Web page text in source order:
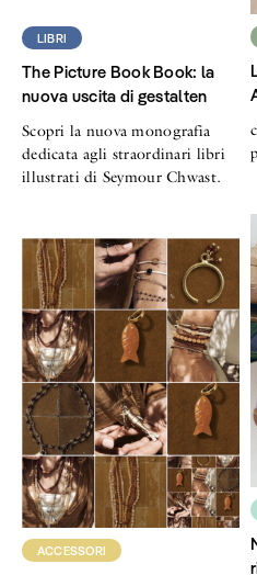
LIBRI
The Picture Book Book: la
nuova uscita di gestalten
Scopri la nuova monografia
dedicata agli straordinari libri
illustrati di Seymour Chwast.
ACCESSORI